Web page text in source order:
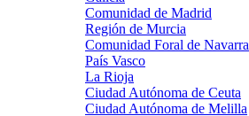
Comunidad de Madrid
Región de Murcia
Comunidad Foral de Navarra
País Vasco
La Rioja
Ciudad Autónoma de Ceuta
Ciudad Autónoma de Melilla